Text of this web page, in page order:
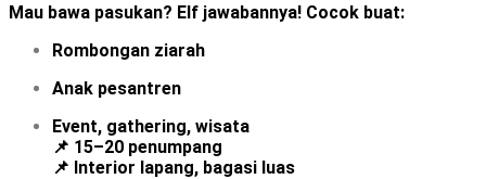
Mau bawa pasukan? Elf jawabannya! Cocok buat:
Rombongan ziarah
Anak pesantren
Event, gathering, wisata
📌 15–20 penumpang
📌 Interior lapang, bagasi luas